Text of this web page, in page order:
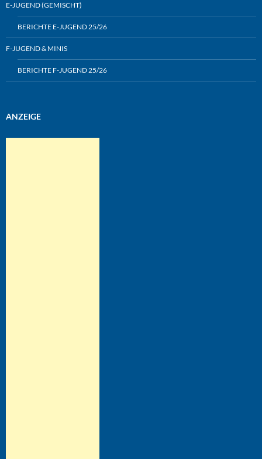
E-JUGEND (GEMISCHT)
BERICHTE E-JUGEND 25/26
F-JUGEND & MINIS
BERICHTE F-JUGEND 25/26
ANZEIGE